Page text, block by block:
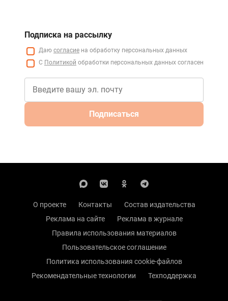
Подписка на рассылку
Даю согласие на обработку персональных данных
С Политикой обработки персональных данных согласен
Подписаться
О проекте Контакты
Состав издательства
Реклама на сайте
Реклама в журнале
Правила использования материалов
Пользовательское соглашение
Политика использования cookie-файлов
Рекомендательные технологии
Техподдержка